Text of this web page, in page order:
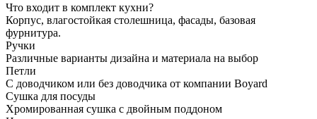
Что входит в комплект кухни?
Корпус, влагостойкая столешница, фасады, базовая
фурнитура.
Ручки
Различные варианты дизайна и материала на выбор
Петли
С доводчиком или без доводчика от компании Boyard
Сушка для посуды
Хромированная сушка с двойным поддоном